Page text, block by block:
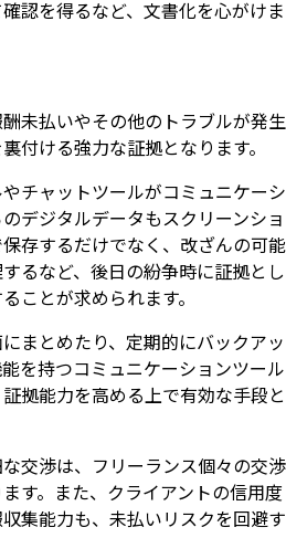
認を得るなど、文書化を心がけま
未払いやその他のトラブルが発生
付ける強力な証拠となります。
チャットツールがコミュニケーシ
デジタルデータもスクリーンショ
存するだけでなく、改ざんの可能
るなど、後日の紛争時に証拠とし
ことが求められます。
まとめたり、定期的にバックアッ
を持つコミュニケーションツール
拠能力を高める上で有効な手段と
交渉は、フリーランス個々の交渉
す。また、クライアントの信用度
集能力も、未払いリスクを回避す